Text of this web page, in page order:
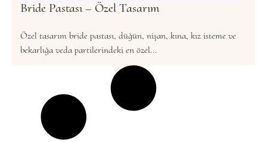
Bride Pastası – Özel Tasarım
Özel tasarım bride pastası, düğün, nişan, kına, kız isteme ve
bekarlığa veda partilerindeki en özel...